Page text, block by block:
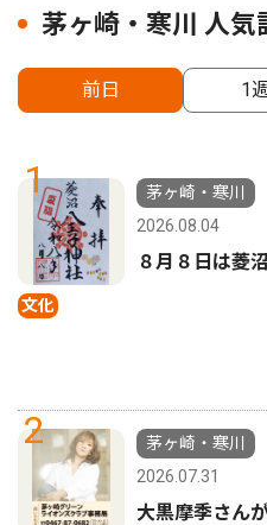
茅ヶ崎・寒川 人気
前日 1
1
文化
茅ヶ崎・寒川
2026.08.04
８月８日は菱
2
茅ヶ崎・寒川
2026.07.31
大黒摩季さん